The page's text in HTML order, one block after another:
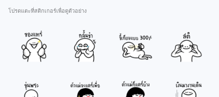
โปรดแตะที่สติกเกอร์เพื่อดูตัวอย่าง